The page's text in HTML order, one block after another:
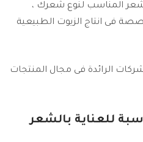
المناسب لنوع شعرك ،
فى انتاج الزيوت الطبيعية
الرائدة فى مجال المنتجات
للعناية بالشعر